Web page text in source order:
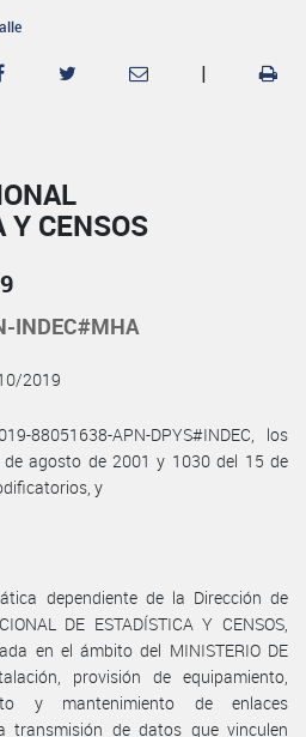
|
Y CENSOS
INDEC#MHA
2019
88051638-APN-DPYS#INDEC, los
agosto de 2001 y 1030 del 15 de
y
dependiente de la Dirección de
DE ESTADÍSTICA Y CENSOS,
en el ámbito del MINISTERIO DE
provisión de equipamiento,
y mantenimiento de enlaces
transmisión de datos que vinculen